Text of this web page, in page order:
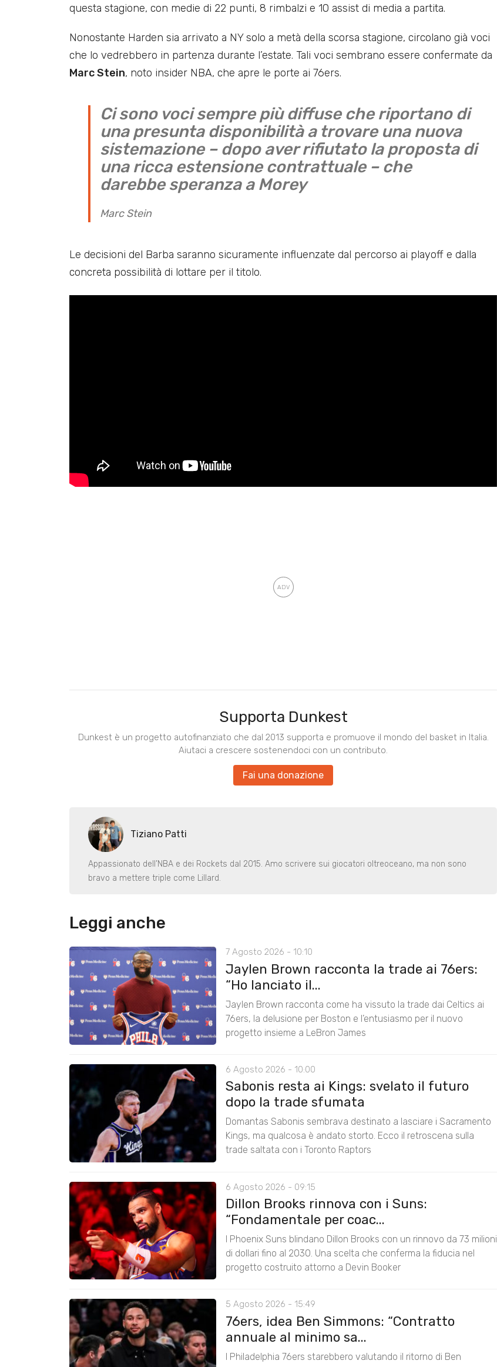
questa stagione, con medie di 22 punti, 8 rimbalzi e 10 assist di media a partita.
Nonostante Harden sia arrivato a NY solo a metà della scorsa stagione, circolano già voci
che lo vedrebbero in partenza durante l’estate. Tali voci sembrano essere confermate da
Marc Stein, noto insider NBA, che apre le porte ai 76ers.
Ci sono voci sempre più diffuse che riportano di
una presunta disponibilità a trovare una nuova
sistemazione – dopo aver rifiutato la proposta di
una ricca estensione contrattuale – che
darebbe speranza a Morey
Marc Stein
Le decisioni del Barba saranno sicuramente influenzate dal percorso ai playoff e dalla
concreta possibilità di lottare per il titolo.
Supporta Dunkest
Dunkest è un progetto autofinanziato che dal 2013 supporta e promuove il mondo del basket in Italia.
Aiutaci a crescere sostenendoci con un contributo.
Fai una donazione
Tiziano Patti
Appassionato dell’NBA e dei Rockets dal 2015. Amo scrivere sui giocatori oltreoceano, ma non sono
bravo a mettere triple come Lillard.
Leggi anche
7 Agosto 2026 - 10:10
Jaylen Brown racconta la trade ai 76ers:
“Ho lanciato il...
Jaylen Brown racconta come ha vissuto la trade dai Celtics ai
76ers, la delusione per Boston e l’entusiasmo per il nuovo
progetto insieme a LeBron James
6 Agosto 2026 - 10:00
Sabonis resta ai Kings: svelato il futuro
dopo la trade sfumata
Domantas Sabonis sembrava destinato a lasciare i Sacramento
Kings, ma qualcosa è andato storto. Ecco il retroscena sulla
trade saltata con i Toronto Raptors
6 Agosto 2026 - 09:15
Dillon Brooks rinnova con i Suns:
“Fondamentale per coac...
I Phoenix Suns blindano Dillon Brooks con un rinnovo da 73 milioni
di dollari fino al 2030. Una scelta che conferma la fiducia nel
progetto costruito attorno a Devin Booker
5 Agosto 2026 - 15:49
76ers, idea Ben Simmons: “Contratto
annuale al minimo sa...
I Philadelphia 76ers starebbero valutando il ritorno di Ben